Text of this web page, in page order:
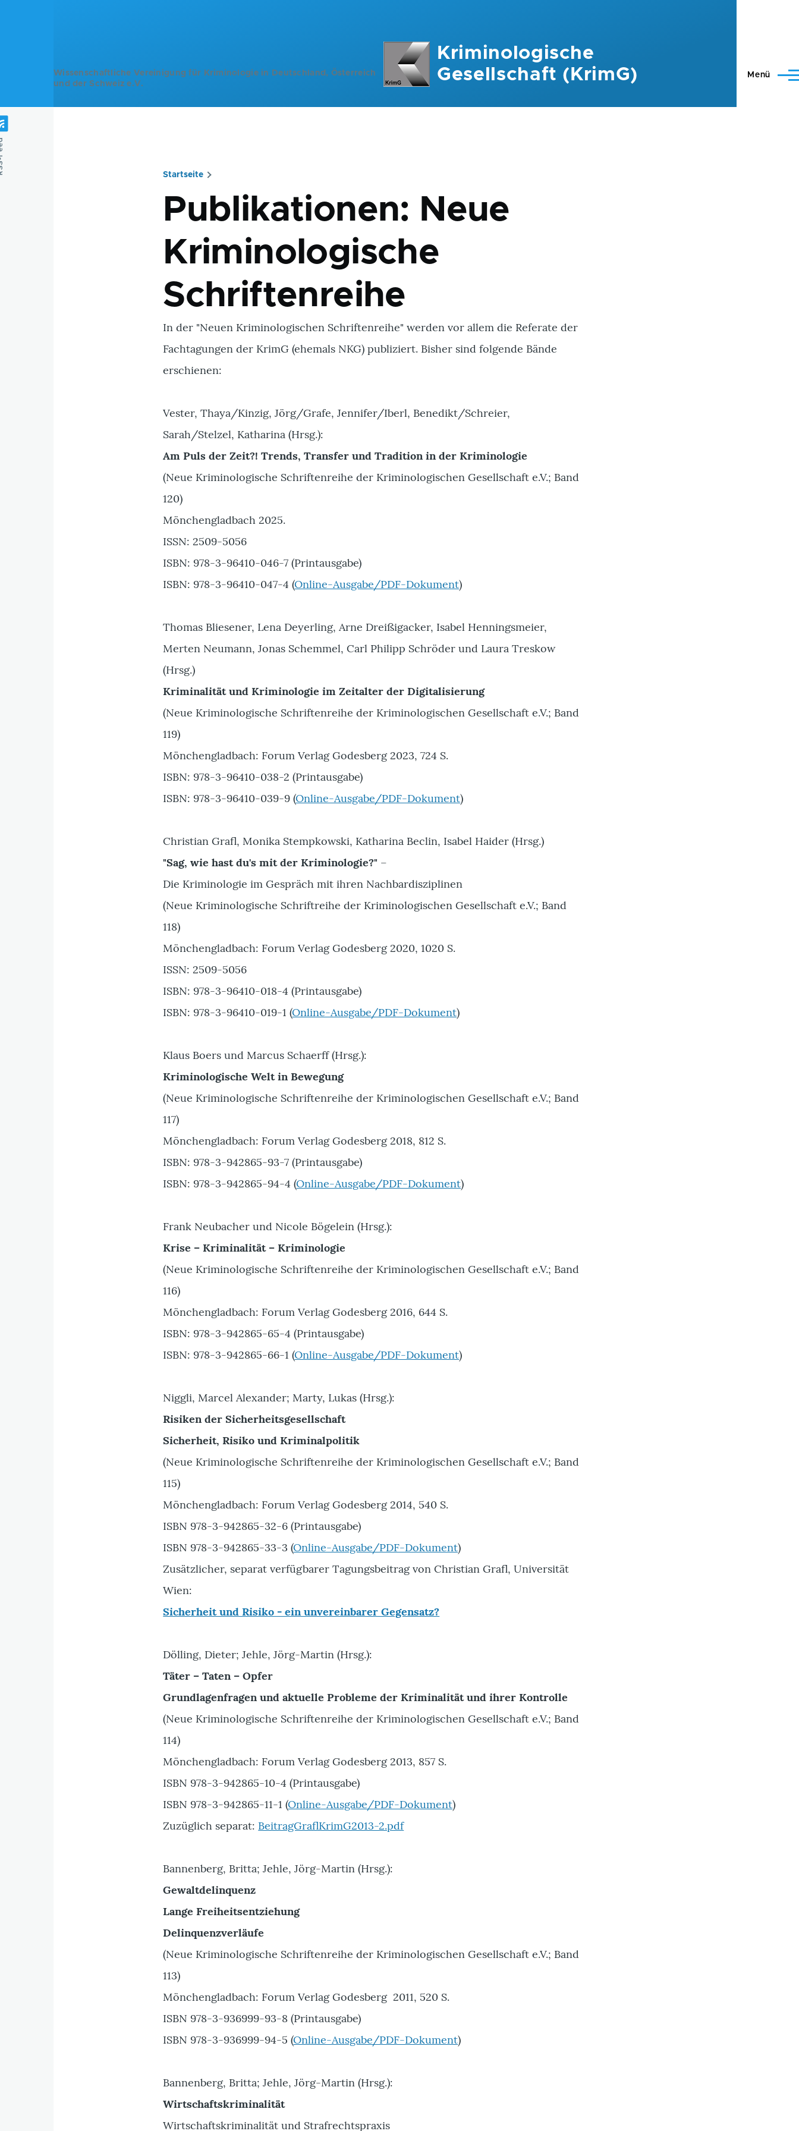
Wissenschaftliche Vereinigung für Kriminologie in Deutschland, Österreich
und der Schweiz e.V.
Kriminologische
Gesellschaft (KrimG)
Menü
Pfadnavigation
Startseite
Publikationen: Neue
Kriminologische
Schriftenreihe
In der "Neuen Kriminologischen Schriftenreihe" werden vor allem die Referate der
Fachtagungen der KrimG (ehemals NKG) publiziert. Bisher sind folgende Bände
erschienen:
Vester, Thaya/Kinzig, Jörg/Grafe, Jennifer/Iberl, Benedikt/Schreier,
Sarah/Stelzel, Katharina (Hrsg.):
Am Puls der Zeit?! Trends, Transfer und Tradition in der Kriminologie
(Neue Kriminologische Schriftenreihe der Kriminologischen Gesellschaft e.V.; Band
120)
Mönchengladbach 2025.
ISSN: 2509-5056
ISBN: 978-3-96410-046-7 (Printausgabe)
ISBN: 978-3-96410-047-4 (Online-Ausgabe/PDF-Dokument)
Thomas Bliesener, Lena Deyerling, Arne Dreißigacker, Isabel Henningsmeier,
Merten Neumann, Jonas Schemmel, Carl Philipp Schröder und Laura Treskow
(Hrsg.)
Kriminalität und Kriminologie im Zeitalter der Digitalisierung
(Neue Kriminologische Schriftenreihe der Kriminologischen Gesellschaft e.V.; Band
119)
Mönchengladbach: Forum Verlag Godesberg 2023, 724 S.
ISBN: 978-3-96410-038-2 (Printausgabe)
ISBN: 978-3-96410-039-9 (Online-Ausgabe/PDF-Dokument)
Christian Grafl, Monika Stempkowski, Katharina Beclin, Isabel Haider (Hrsg.)
"Sag, wie hast du's mit der Kriminologie?" –
Die Kriminologie im Gespräch mit ihren Nachbardisziplinen
(Neue Kriminologische Schriftreihe der Kriminologischen Gesellschaft e.V.; Band
118)
Mönchengladbach: Forum Verlag Godesberg 2020, 1020 S.
ISSN: 2509-5056
ISBN: 978-3-96410-018-4 (Printausgabe)
ISBN: 978-3-96410-019-1 (Online-Ausgabe/PDF-Dokument)
Klaus Boers und Marcus Schaerff (Hrsg.):
Kriminologische Welt in Bewegung
(Neue Kriminologische Schriftenreihe der Kriminologischen Gesellschaft e.V.; Band
117)
Mönchengladbach: Forum Verlag Godesberg 2018, 812 S.
ISBN: 978-3-942865-93-7 (Printausgabe)
ISBN: 978-3-942865-94-4 (Online-Ausgabe/PDF-Dokument)
Frank Neubacher und Nicole Bögelein (Hrsg.):
Krise – Kriminalität – Kriminologie
(Neue Kriminologische Schriftenreihe der Kriminologischen Gesellschaft e.V.; Band
116)
Mönchengladbach: Forum Verlag Godesberg 2016, 644 S.
ISBN: 978-3-942865-65-4 (Printausgabe)
ISBN: 978-3-942865-66-1 (Online-Ausgabe/PDF-Dokument)
Niggli, Marcel Alexander; Marty, Lukas (Hrsg.):
Risiken der Sicherheitsgesellschaft
Sicherheit, Risiko und Kriminalpolitik
(Neue Kriminologische Schriftenreihe der Kriminologischen Gesellschaft e.V.; Band
115)
Mönchengladbach: Forum Verlag Godesberg 2014, 540 S.
ISBN 978-3-942865-32-6 (Printausgabe)
ISBN 978-3-942865-33-3 (Online-Ausgabe/PDF-Dokument)
Zusätzlicher, separat verfügbarer Tagungsbeitrag von Christian Grafl, Universität
Wien:
Sicherheit und Risiko - ein unvereinbarer Gegensatz?
Dölling, Dieter; Jehle, Jörg-Martin (Hrsg.):
Täter – Taten – Opfer
Grundlagenfragen und aktuelle Probleme der Kriminalität und ihrer Kontrolle
(Neue Kriminologische Schriftenreihe der Kriminologischen Gesellschaft e.V.; Band
114)
Mönchengladbach: Forum Verlag Godesberg 2013, 857 S.
ISBN 978-3-942865-10-4 (Printausgabe)
ISBN 978-3-942865-11-1 (Online-Ausgabe/PDF-Dokument)
Zuzüglich separat: BeitragGraflKrimG2013-2.pdf
Bannenberg, Britta; Jehle, Jörg-Martin (Hrsg.):
Gewaltdelinquenz
Lange Freiheitsentziehung
Delinquenzverläufe
(Neue Kriminologische Schriftenreihe der Kriminologischen Gesellschaft e.V.; Band
113)
Mönchengladbach: Forum Verlag Godesberg 2011, 520 S.
ISBN 978-3-936999-93-8 (Printausgabe)
ISBN 978-3-936999-94-5 (Online-Ausgabe/PDF-Dokument)
Bannenberg, Britta; Jehle, Jörg-Martin (Hrsg.):
Wirtschaftskriminalität
Wirtschaftskriminalität und Strafrechtspraxis